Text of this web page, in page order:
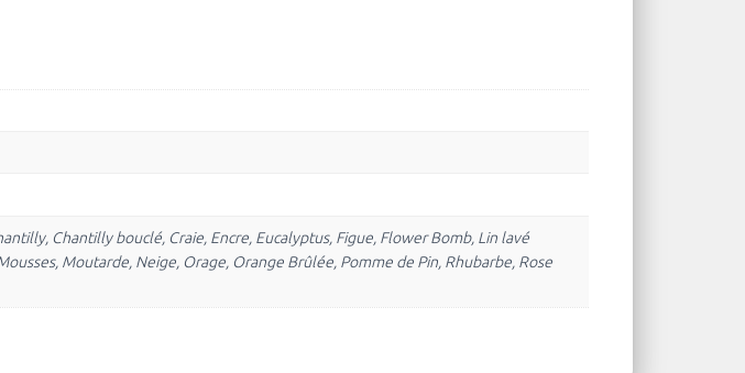
Chantilly bouclé, Craie, Encre, Eucalyptus, Figue, Flower Bomb, Lin lavé
Moutarde, Neige, Orage, Orange Brûlée, Pomme de Pin, Rhubarbe, Rose